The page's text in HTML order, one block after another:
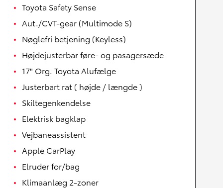
Toyota Safety Sense
Aut./CVT-gear (Multimode S)
Nøglefri betjening (Keyless)
Højdejusterbar føre- og pasagersæde
17" Org. Toyota Alufælge
Justerbart rat ( højde / længde )
Skiltegenkendelse
Elektrisk bagklap
Vejbaneassistent
Apple CarPlay
Elruder for/bag
Klimaanlæg 2-zoner